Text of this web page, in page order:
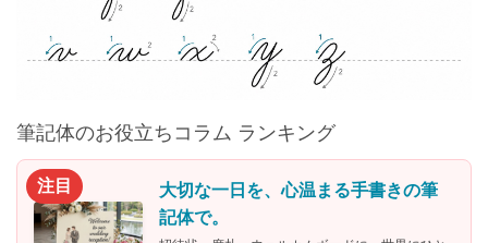
筆記体のお役立ちコラム ランキング
注目
大切な一日を、心温まる手書きの筆
記体で。